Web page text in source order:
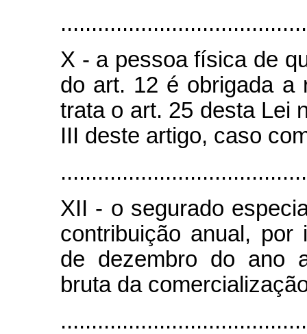
X - a pessoa física de
do art. 12 é obrigada a
trata o art. 25 desta Lei
III deste artigo, caso
XII - o segurado
contribuição anual,
de dezembro do ano
bruta da